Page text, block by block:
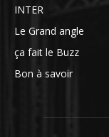
INTER
Le Grand angle
ça fait le Buzz
Bon à savoir